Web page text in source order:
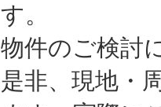
す。
物件のご検討
是非、現地・